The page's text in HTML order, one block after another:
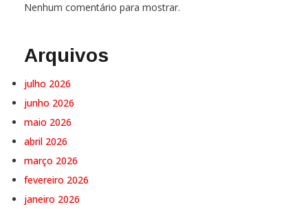
Nenhum comentário para mostrar.
Arquivos
julho 2026
junho 2026
maio 2026
abril 2026
março 2026
fevereiro 2026
janeiro 2026